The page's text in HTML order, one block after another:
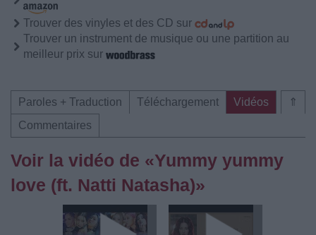
Trouver des vinyles et des CD sur
Trouver un instrument de musique ou une partition au
meilleur prix sur
⇑
Paroles + Traduction Téléchargement
Vidéos
Commentaires
Voir la vidéo de «Yummy yummy
love (ft. Natti Natasha)»